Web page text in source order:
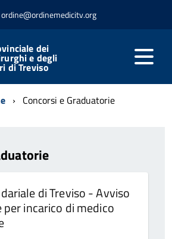
ordine@ordinemedicitv.org
dei
e degli
di Treviso
Concorsi e Graduatorie
di Treviso - Avviso
per incarico di medico